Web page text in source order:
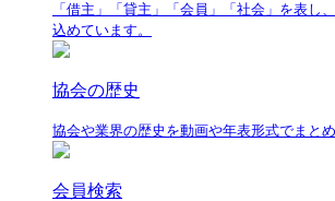
「借主」「貸主」「会員」「社会」を表し
込めています。
協会の歴史
協会や業界の歴史を動画や年表形式でまとめ
会員検索